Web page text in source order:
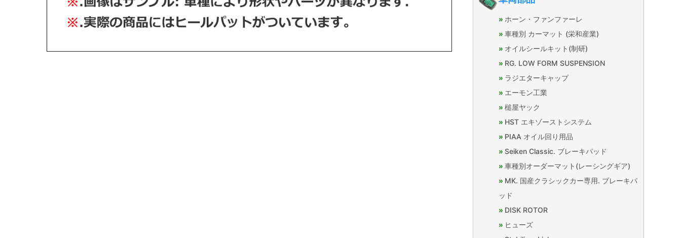
ホーン・ファンファーレ
車種別 カーマット (栄和産業)
オイルシールキット(制研)
RG. LOW FORM SUSPENSION
ラジエターキャップ
エーモン工業
槌屋ヤック
HST エキゾーストシステム
PIAA オイル回り用品
Seiken Classic. ブレーキパッド
車種別オーダーマット(レーシングギア)
MK. 国産クラシックカー専用. ブレーキパ
ッド
DISK ROTOR
ヒューズ